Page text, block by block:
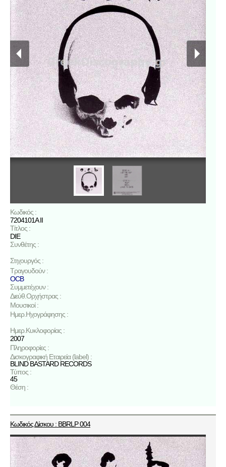
Κωδικός :
7204101A II
Τίτλος :
DIE
Συνθέτης :
Στιχουργός :
Τραγουδούν :
OCB
Συμμετέχουν :
Διεύθ.Ορχήστρας :
Μουσικοί :
Ημερ.Ηχογράφησης :
Ημερ.Κυκλοφορίας :
2007
Πληροφορίες :
Δισκογραφική Εταιρεία (label) :
BLIND BASTARD RECORDS
Τύπος :
45
Θέση :
Κωδικός Δίσκου : BBRLP 004